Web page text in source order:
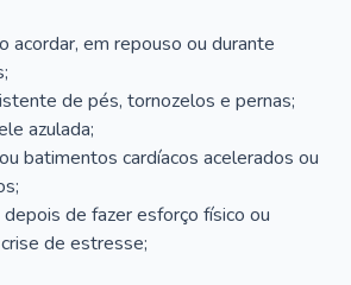
acordar, em repouso ou durante
de pés, tornozelos e pernas;
azulada;
batimentos cardíacos acelerados ou
de fazer esforço físico ou
de estresse;